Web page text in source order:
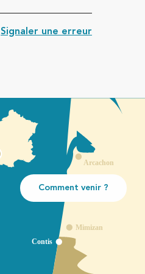
Signaler une erreur
Comment venir ?